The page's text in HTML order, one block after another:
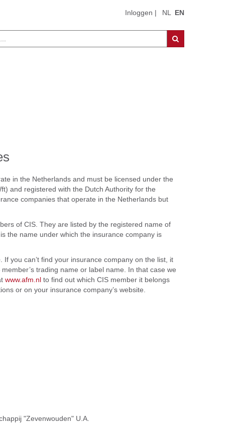
Inloggen | NL EN
in the Netherlands and must be licensed under the
and registered with the Dutch Authority for the
companies that operate in the Netherlands but
of CIS. They are listed by the registered name of
the name under which the insurance company is
you can’t find your insurance company on the list, it
trading name or label name. In that case we
www.afm.nlto find out which CIS member it belongs
or on your insurance company’s website.
"Zevenwouden" U.A.